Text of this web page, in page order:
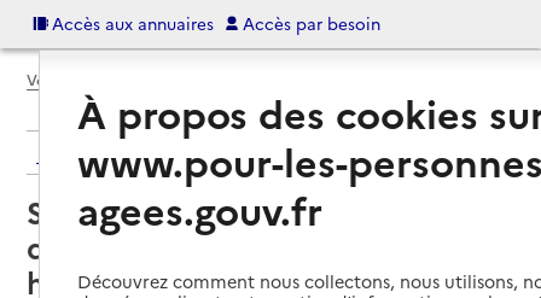
Accès aux annuaires Accès par besoin
Voir le fil d’Ariane
Retour aux résultats de l'annuaire
Service de soins infirmiers à
domicile – SSIAD - Centre
hospitalier de Bourbon
À propos des cookies
www.pour-les-
agees.gouv.fr
Découvrez comment nous collectons, nous utilisons,